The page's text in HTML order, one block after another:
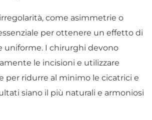
come asimmetrie o
per ottenere un effetto di
uniforme. I chirurghi devono
le incisioni e utilizzare
per ridurre al minimo le cicatrici e
siano il più naturali e armoniosi